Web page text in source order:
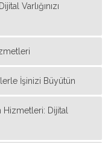
Varlığınızı
İşinizi Büyütün
Dijital